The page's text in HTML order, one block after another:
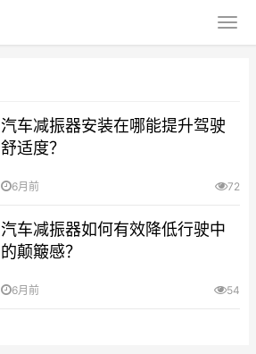
汽车减振器安装在哪能提升驾驶
舒适度？
6月前 72
汽车减振器如何有效降低行驶中
的颠簸感？
6月前 54